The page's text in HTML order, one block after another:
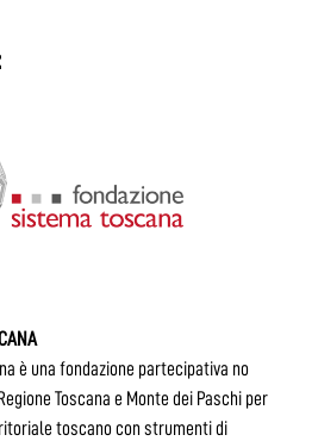
è una fondazione partecipativa no
Toscana e Monte dei Paschi per
toscano con strumenti di